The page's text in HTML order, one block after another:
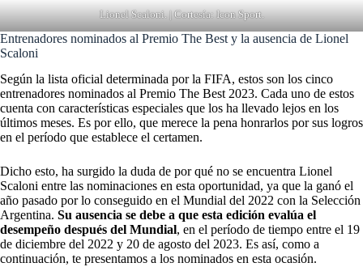
Lionel Scaloni. | Cortesía: Icon Sport.
Entrenadores nominados al Premio The Best y la ausencia de Lionel
Scaloni
Según la lista oficial determinada por la FIFA, estos son los cinco
entrenadores nominados al Premio The Best 2023. Cada uno de estos
cuenta con características especiales que los ha llevado lejos en los
últimos meses. Es por ello, que merece la pena honrarlos por sus logros
en el período que establece el certamen.
Dicho esto, ha surgido la duda de por qué no se encuentra Lionel
Scaloni entre las nominaciones en esta oportunidad, ya que la ganó el
año pasado por lo conseguido en el Mundial del 2022 con la Selección
Argentina. Su ausencia se debe a que esta edición evalúa el
desempeño después del Mundial, en el período de tiempo entre el 19
de diciembre del 2022 y 20 de agosto del 2023. Es así, como a
continuación, te presentamos a los nominados en esta ocasión.